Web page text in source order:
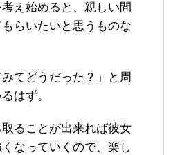
え始めると、親しい間
らいたいと思うものな
てどうだった？」と周
はず。
ることが出来れば彼女
なっていくので、楽し